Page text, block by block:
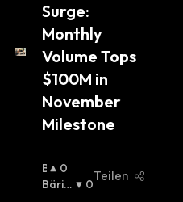
Surge:
Monthly
Volume Tops
$100M in
November
Milestone
B
U
0
Bäris
0
Teilen